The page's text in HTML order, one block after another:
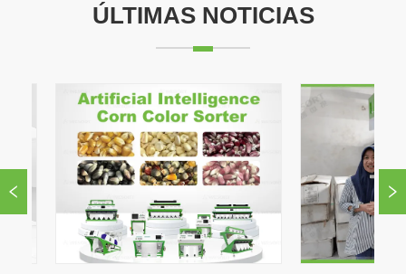
ÚLTIMAS NOTICIAS